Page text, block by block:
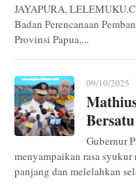
JAYAPURA,
Badan Perencanaan
Provinsi Papua,...
09/10/2025
Gubernur
menyampaikan rasa
panjang dan melelahkan